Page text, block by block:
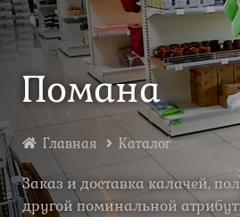
Помана
Главная Каталог
Заказ и доставка калачей,
другой поминальной